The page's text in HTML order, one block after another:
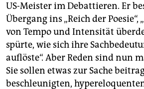
US-Meister im Debattieren. Er
Übergang ins „Reich der Poesie“,
von Tempo und Intensität
spürte, wie sich ihre
auflöste“. Aber Reden sind nun
Sie sollen etwas zur Sache
beschleunigten,